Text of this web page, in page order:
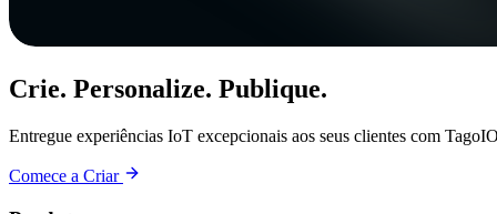
Crie. Personalize. Publique.
Entregue experiências IoT excepcionais aos seus clientes com
Comece a Criar